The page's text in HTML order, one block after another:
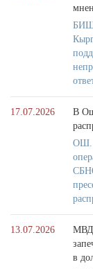
17.07.2026
В
ОШ.
13.07.2026
МВД:
в